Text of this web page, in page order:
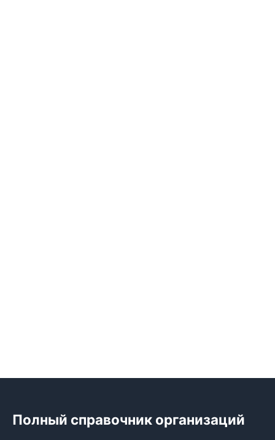
Полный справочник организаций